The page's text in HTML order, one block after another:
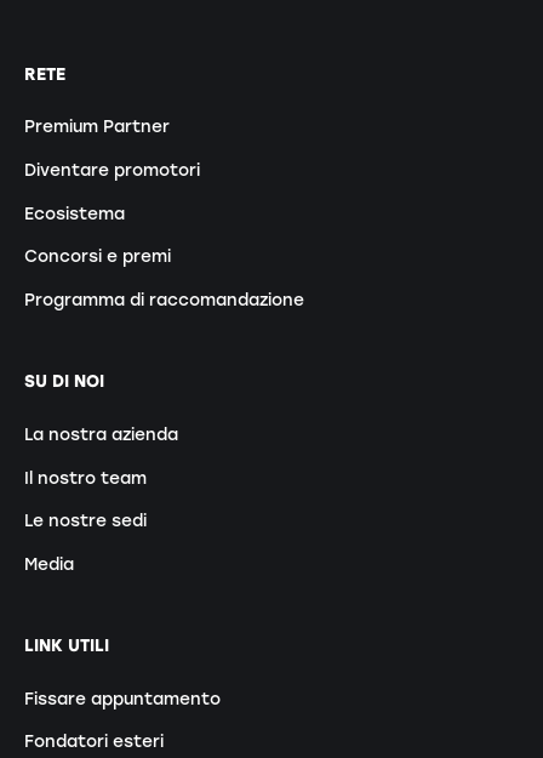
RETE
Premium Partner
Diventare promotori
Ecosistema
Concorsi e premi
Programma di raccomandazione
SU DI NOI
La nostra azienda
Il nostro team
Le nostre sedi
Media
LINK UTILI
Fissare appuntamento
Fondatori esteri